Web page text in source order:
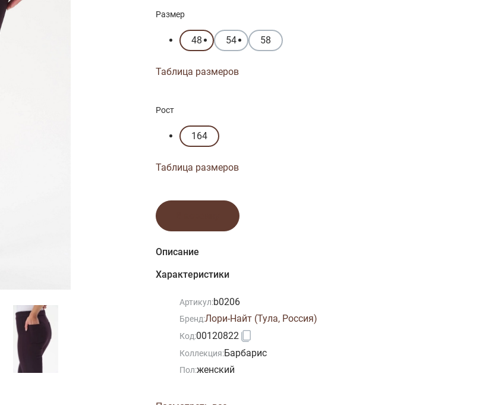
Размер
48 54 58
Таблица размеров
Рост
164
Таблица размеров
Описание
Характеристики
Артикул:b0206
Бренд:Лори-Найт (Тула, Россия)
Код:00120822
Коллекция:Барбарис
Пол:женский